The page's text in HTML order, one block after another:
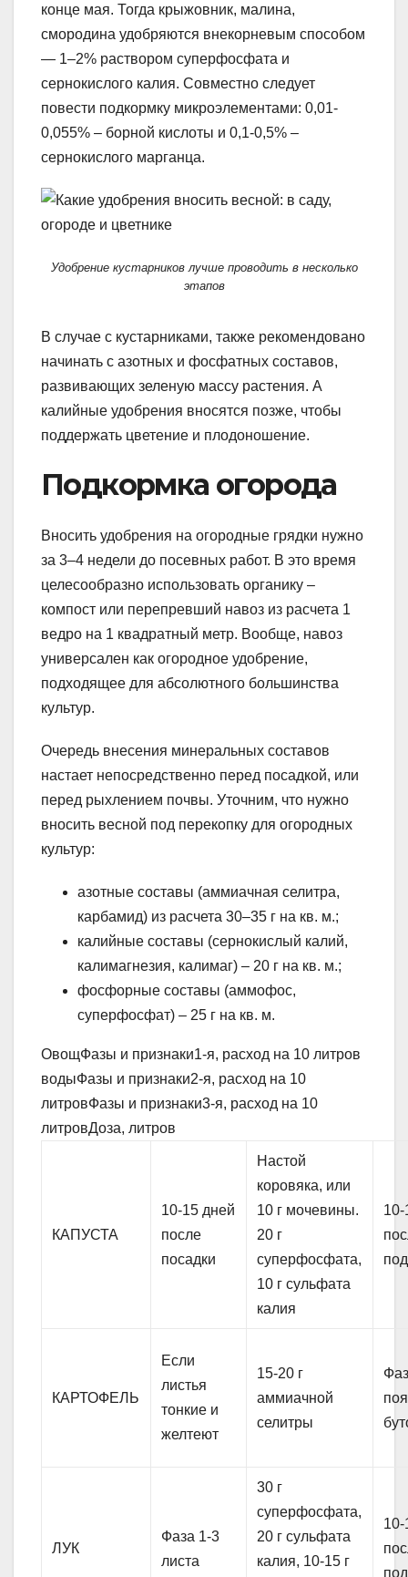
конце мая. Тогда крыжовник, малина,
смородина удобряются внекорневым способом
— 1–2% раствором суперфосфата и
сернокислого калия. Совместно следует
повести подкормку микроэлементами: 0,01-
0,055% – борной кислоты и 0,1-0,5% –
сернокислого марганца.
Удобрение кустарников лучше проводить в несколько
этапов
В случае с кустарниками, также рекомендовано
начинать с азотных и фосфатных составов,
развивающих зеленую массу растения. А
калийные удобрения вносятся позже, чтобы
поддержать цветение и плодоношение.
Подкормка огорода
Вносить удобрения на огородные грядки нужно
за 3–4 недели до посевных работ. В это время
целесообразно использовать органику –
компост или перепревший навоз из расчета 1
ведро на 1 квадратный метр. Вообще, навоз
универсален как огородное удобрение,
подходящее для абсолютного большинства
культур.
Очередь внесения минеральных составов
настает непосредственно перед посадкой, или
перед рыхлением почвы. Уточним, что нужно
вносить весной под перекопку для огородных
культур:
азотные составы (аммиачная селитра,
карбамид) из расчета 30–35 г на кв. м.;
калийные составы (сернокислый калий,
калимагнезия, калимаг) – 20 г на кв. м.;
фосфорные составы (аммофос,
суперфосфат) – 25 г на кв. м.
ОвощФазы и признаки1-я, расход на 10 литров
водыФазы и признаки2-я, расход на 10
литровФазы и признаки3-я, расход на 10
литровДоза, литров
КАПУСТА
10-15 дней
после
посадки
Настой
коровяка, или
10 г мочевины.
20 г
суперфосфата,
10 г сульфата
калия
10-
КАРТОФЕЛЬ
Если
листья
тонкие и
желтеют
15-20 г
аммиачной
селитры
ЛУК
Фаза 1-3
листа
30 г
суперфосфата,
20 г сульфата
калия, 10-15 г
10-